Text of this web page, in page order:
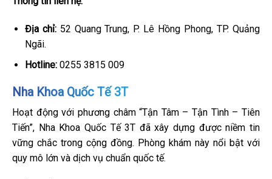
Địa chỉ:52 Quang Trung, P. Lê Hồng Phong, TP. Quảng
Ngãi.
Hotline:0255 3815 009
Nha Khoa Quốc Tế 3T
Hoạt động với phương châm “Tận Tâm – Tận Tình – Tiên
Tiến”, Nha Khoa Quốc Tế 3T đã xây dựng được niềm tin
vững chắc trong cộng đồng. Phòng khám này nổi bật với
quy mô lớn và dịch vụ chuẩn quốc tế.